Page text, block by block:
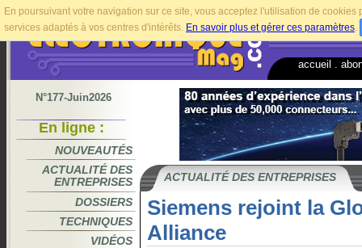
En poursuivant votre navigation sur ce site, vous acceptez l'utilisation de
services adaptés à vos centres d'intérêts. En savoir plus et gérer ces paramètres.
accueil
N°177-Juin2026
En ligne :
NOUVEAUTÉS
ACTUALITÉ DES
ENTREPRISES
DOSSIERS
TECHNIQUES
VIDÉOS
ACTUALITÉ DES ENTREPRISES
Siemens rejoint la
Alliance